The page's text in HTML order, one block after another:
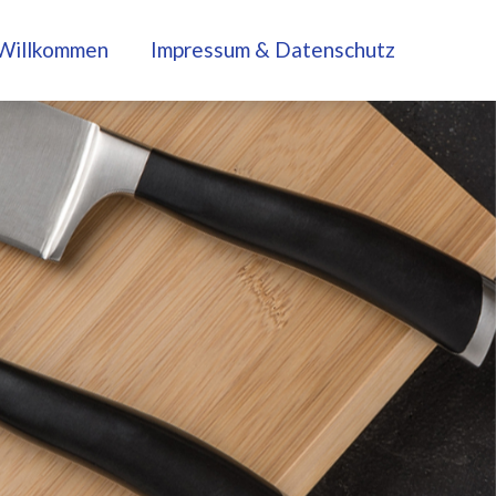
Impressum & Datenschutz